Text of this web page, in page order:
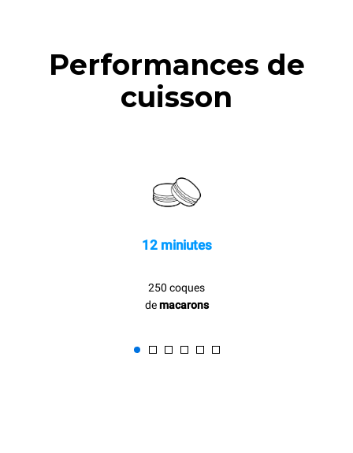
Performances de
cuisson
12 miniutes
250 coques
demacarons